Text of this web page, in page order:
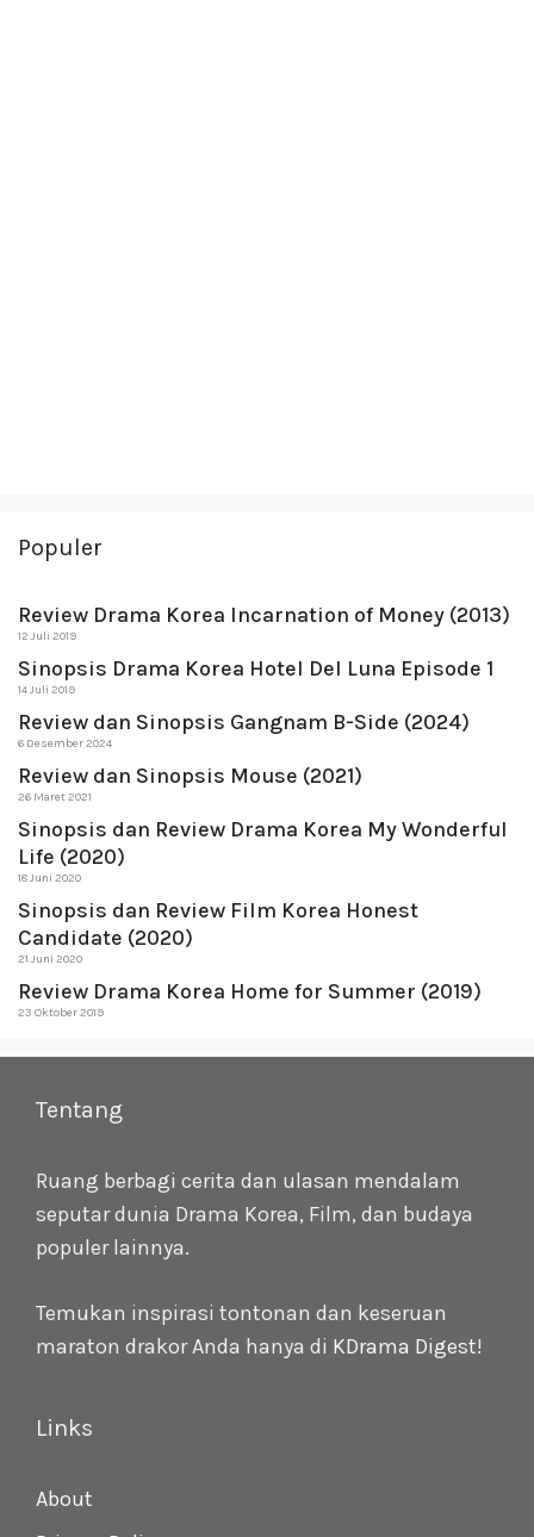
Populer
Review Drama Korea Incarnation of Money (2013)
12 Juli 2019
Sinopsis Drama Korea Hotel Del Luna Episode 1
14 Juli 2019
Review dan Sinopsis Gangnam B-Side (2024)
6 Desember 2024
Review dan Sinopsis Mouse (2021)
26 Maret 2021
Sinopsis dan Review Drama Korea My Wonderful
Life (2020)
18 Juni 2020
Sinopsis dan Review Film Korea Honest
Candidate (2020)
21 Juni 2020
Review Drama Korea Home for Summer (2019)
23 Oktober 2019
Tentang
Ruang berbagi cerita dan ulasan mendalam
seputar dunia Drama Korea, Film, dan budaya
populer lainnya.
Temukan inspirasi tontonan dan keseruan
maraton drakor Anda hanya di KDrama Digest!
Links
About